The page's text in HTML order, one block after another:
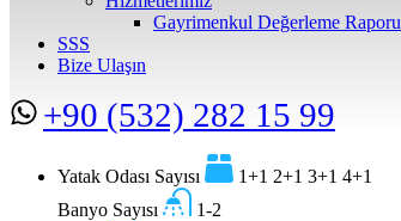
Gayrimenkul Değerleme Raporu
SSS
Bize Ulaşın
+90 (532) 282 15 99
Yatak Odası Sayısı
1+1 2+1 3+1 4+1
Banyo Sayısı
1-2